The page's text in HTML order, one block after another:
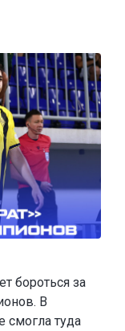
бороться за
В
туда